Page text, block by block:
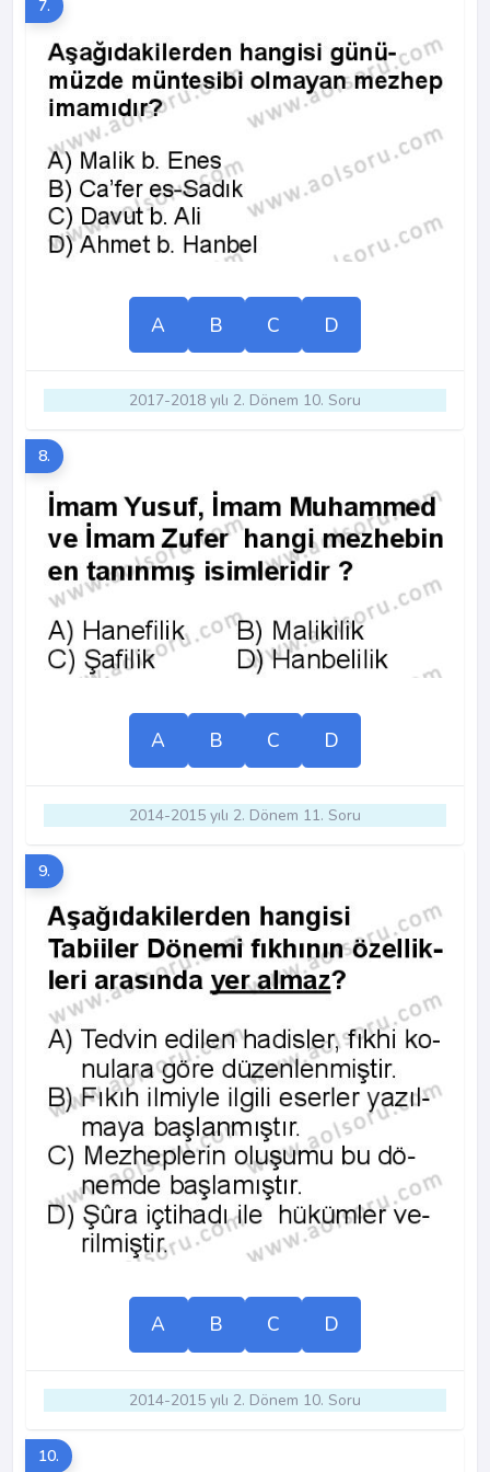
7.
A B C D
2017-2018 yılı 2. Dönem 10. Soru
8.
A B C D
2014-2015 yılı 2. Dönem 11. Soru
9.
A B C D
2014-2015 yılı 2. Dönem 10. Soru
10.